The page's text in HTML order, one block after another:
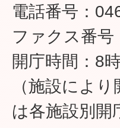
電話番号：
ファクス番
開庁時間：8
（施設によ
は各施設別開